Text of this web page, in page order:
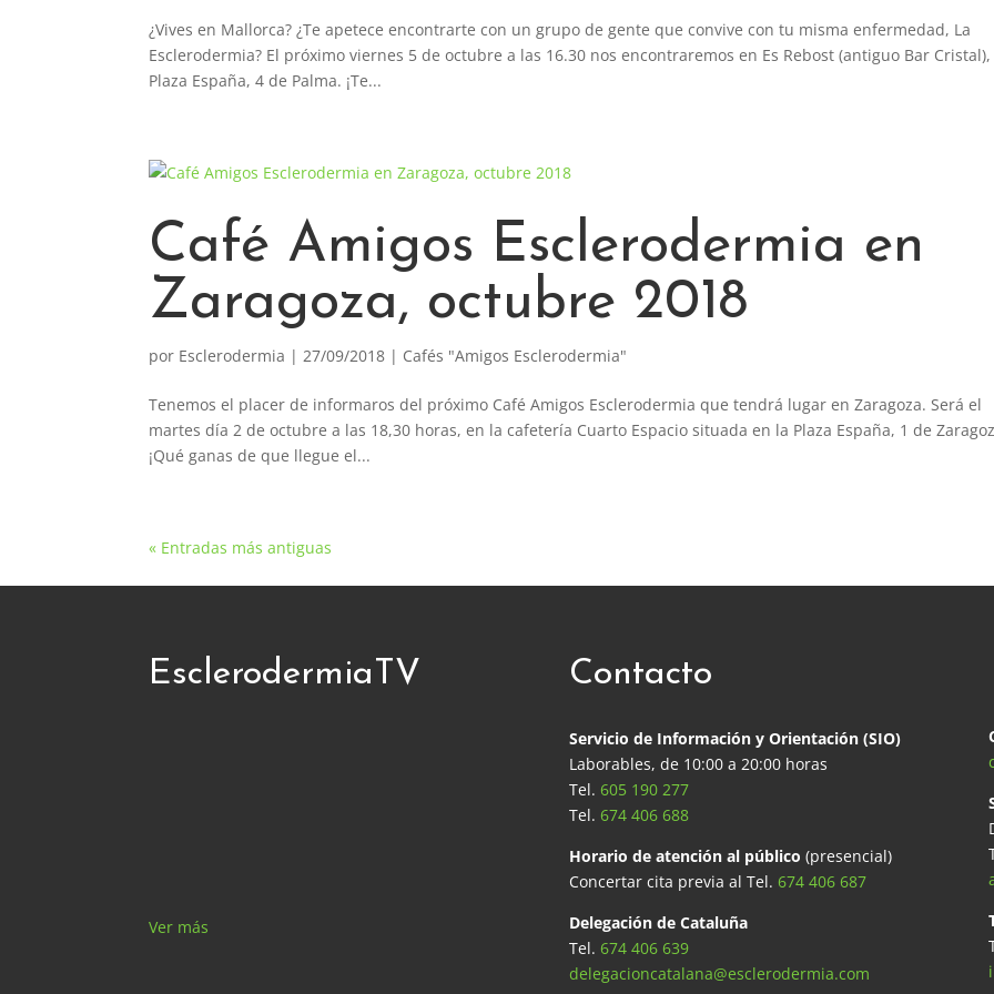
¿Vives en Mallorca? ¿Te apetece encontrarte con un grupo de gente que convive con tu misma enfermedad, La
Esclerodermia? El próximo viernes 5 de octubre a las 16.30 nos encontraremos en Es Rebost (antiguo Bar Cristal),
Plaza España, 4 de Palma. ¡Te...
Café Amigos Esclerodermia en
Zaragoza, octubre 2018
por Esclerodermia | 27/09/2018 | Cafés "Amigos Esclerodermia"
Tenemos el placer de informaros del próximo Café Amigos Esclerodermia que tendrá lugar en Zaragoza. Será el
martes día 2 de octubre a las 18,30 horas, en la cafetería Cuarto Espacio situada en la Plaza España, 1 de
¡Qué ganas de que llegue el...
« Entradas más antiguas
EsclerodermiaTV
Ver más
Contacto
Servicio de Información y Orientación (SIO)
Laborables, de 10:00 a 20:00 horas
Tel. 605 190 277
Tel. 674 406 688
Horario de atención al público (presencial)
Concertar cita previa al Tel. 674 406 687
Delegación de Cataluña
Tel. 674 406 639
delegacioncatalana@esclerodermia.com